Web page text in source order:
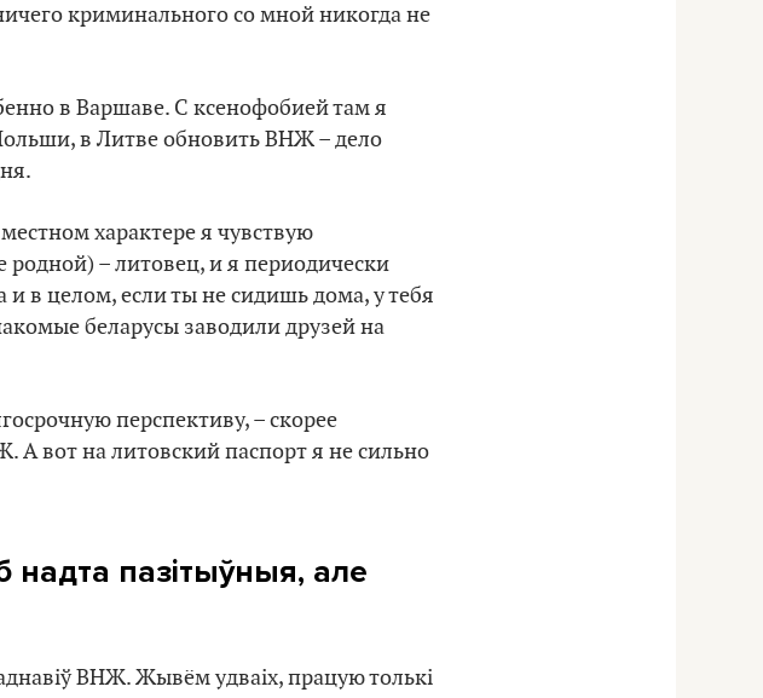
криминального со мной никогда не
в Варшаве. С ксенофобией там я
в Литве обновить ВНЖ – дело
характере я чувствую
– литовец, и я периодически
в целом, если ты не сидишь дома, у тебя
беларусы заводили друзей на
перспективу, – скорее
вот на литовский паспорт я не сильно
пазітыўныя, але
ВНЖ. Жывём удваіх, працую толькі